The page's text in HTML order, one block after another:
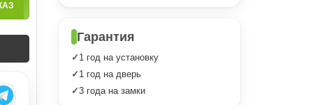
Гарантия
1 год на установку
1 год на дверь
3 года на замки